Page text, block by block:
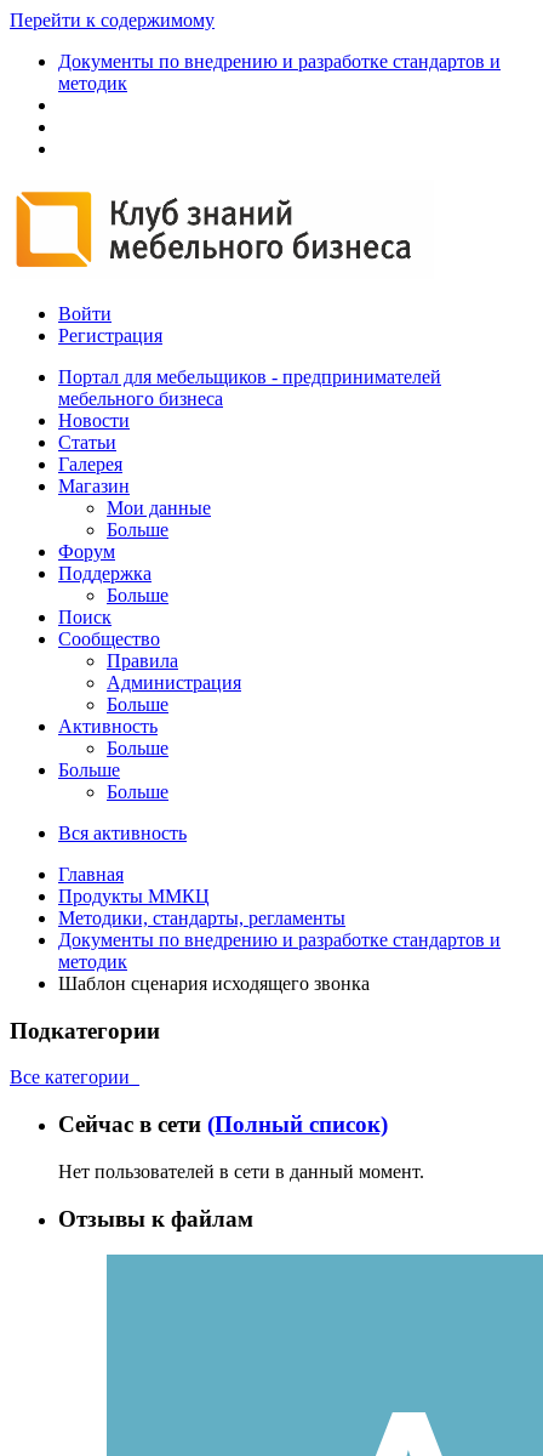
Перейти к содержимому
Документы по внедрению и разработке стандартов и
методик
Войти
Регистрация
Портал для мебельщиков - предпринимателей
мебельного бизнеса
Новости
Статьи
Галерея
Магазин
Мои данные
Больше
Форум
Поддержка
Больше
Поиск
Сообщество
Правила
Администрация
Больше
Активность
Больше
Больше
Больше
Вся активность
Главная
Продукты ММКЦ
Методики, стандарты, регламенты
Документы по внедрению и разработке стандартов и
методик
Шаблон сценария исходящего звонка
Подкатегории
Все категории
Сейчас в сети (Полный список)
Нет пользователей в сети в данный момент.
Отзывы к файлам